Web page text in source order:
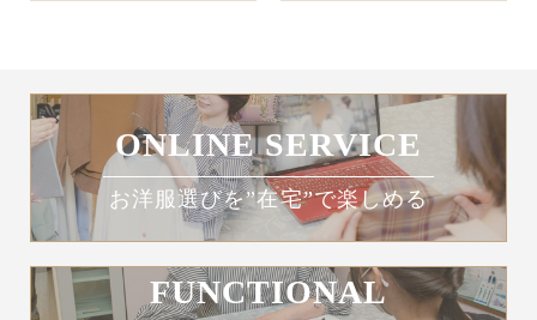
ONLINE SERVICE
お洋服選びを”在宅”で楽しめる
FUNCTIONAL